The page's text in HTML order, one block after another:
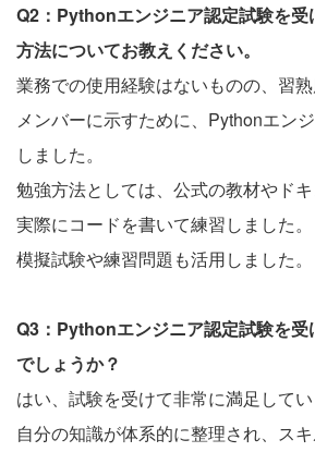
Q2：Pythonエンジニア認定試験を受
方法についてお教えください。
業務での使用経験はないものの、習
メンバーに示すために、Pythonエン
しました。
勉強方法としては、公式の教材やドキ
実際にコードを書いて練習しました
模擬試験や練習問題も活用しました。
Q3：Pythonエンジニア認定試験を受
でしょうか？
はい、試験を受けて非常に満足して
自分の知識が体系的に整理され、ス